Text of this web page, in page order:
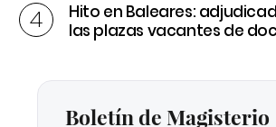
Hito en Baleares:
las plazas vacantes de
Boletín de Magisterio